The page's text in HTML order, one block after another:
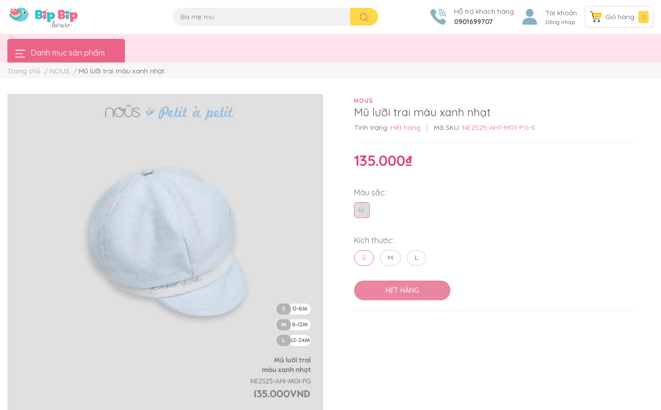
Hỗ trợ khách hàng
0901699707
Tài khoản
Đăng nhập
Giỏ hàng 0
Danh mục sản phẩm
Trang chủ / NOUS / Mũ lưỡi trai màu xanh nhạt
NOUS
Mũ lưỡi trai màu xanh nhạt
Tình trạng: Hết hàng | Mã SKU: NE2S25-AH1-M01-PG-S
135.000₫
Màu sắc:
Kích thước:
S M L
HẾT HÀNG